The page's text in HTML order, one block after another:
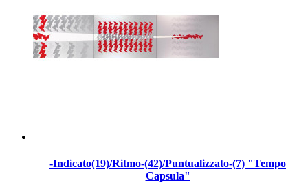
-Indicato(19)/Ritmo-(42)/Puntualizzato-(7) "Tempo
Capsula"